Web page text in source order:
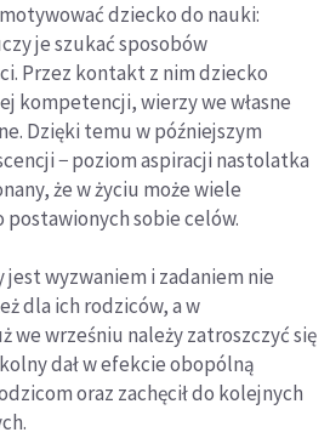
dziecko do nauki:
je szukać sposobów
Przez kontakt z nim dziecko
kompetencji, wierzy we własne
Dzięki temu w późniejszym
− poziom aspiracji nastolatka
że w życiu może wiele
postawionych sobie celów.
wyzwaniem i zadaniem nie
dla ich rodziców, a w
we wrześniu należy zatroszczyć się
dał w efekcie obopólną
oraz zachęcił do kolejnych